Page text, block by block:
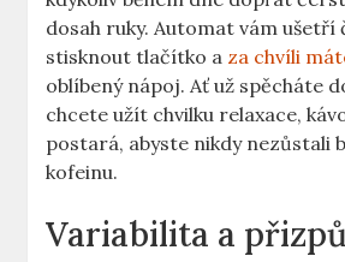
dosah ruky. Automat ⁣vám ušetří
stisknout tlačítko ⁣a za chvíli
oblíbený​ nápoj. ​Ať ‍už spěcháte
chcete užít​ chvilku relaxace,
postará, abyste nikdy nezůstali‌
kofeinu.
Variabilita ⁢a